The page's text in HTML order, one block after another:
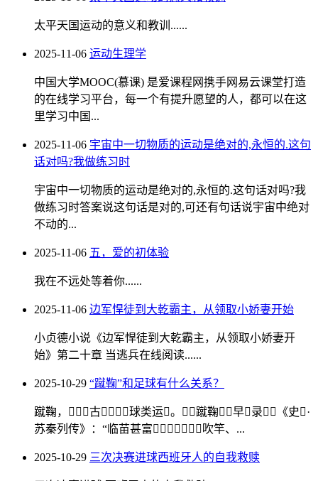
太平天国运动的意义和教训......
2025-11-06 运动生理学
中国大学MOOC(慕课) 是爱课程网携手网易云课堂打造
的在线学习平台，每一个有提升愿望的人，都可以在这
里学习中国...
2025-11-06 宇宙中一切物质的运动是绝对的,永恒的.这句
话对吗?我做练习时
宇宙中一切物质的运动是绝对的,永恒的.这句话对吗?我
做练习时答案说这句话是对的,可还有句话说宇宙中绝对
不动的...
2025-11-06 五，爱的初体验
我在不远处等着你......
2025-11-06 边军悍徒到大乾霸主，从领取小娇妻开始
小贞德小说《边军悍徒到大乾霸主，从领取小娇妻开
始》第二十章 当逃兵在线阅读......
2025-10-29 “蹴鞠”和足球有什么关系？
蹴鞠，古球类运。蹴鞠早录《史·
苏秦列传》：“临苗甚富，吹竿、...
2025-10-29 三次决赛进球西班牙人的自我救赎